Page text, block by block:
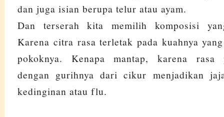
dan juga isian berupa telur atau ayam.
Dan terserah kita memilih komposisi
Karena citra rasa terletak pada kuahnya
pokoknya. Kenapa mantap, karena rasa
dengan gurihnya dari cikur menjadikan
kedinginan atau flu.